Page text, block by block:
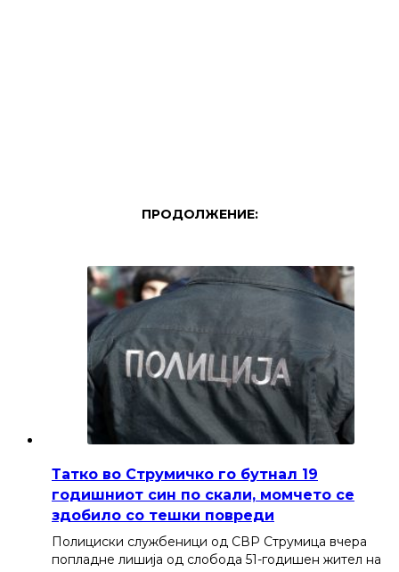
ПРОДОЛЖЕНИЕ:
Татко во Струмичко го бутнал 19
годишниот син по скали, момчето се
здобило со тешки повреди
Полициски службеници од СВР Струмица вчера
попладне лишија од слобода 51-годишен жител на